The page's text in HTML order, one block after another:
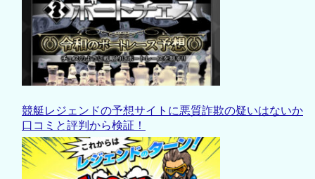
競艇レジェンドの予想サイトに悪質詐欺の疑いはないか
口コミと評判から検証！